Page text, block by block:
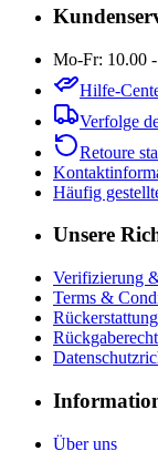
Mo-Fr: 10.00
Hilfe-
Verfolge
Retoure
Häufig
Unsere
Verifizierung
Terms &
Rückgaberecht
Über uns